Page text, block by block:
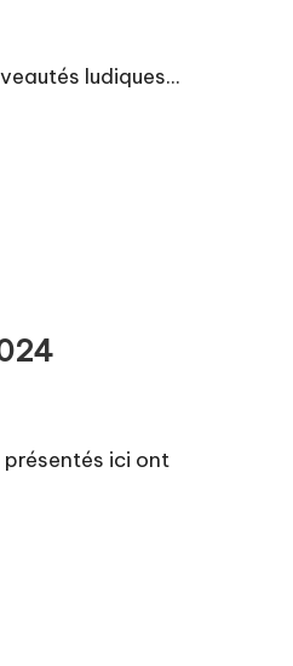
ludiques...
présentés ici ont